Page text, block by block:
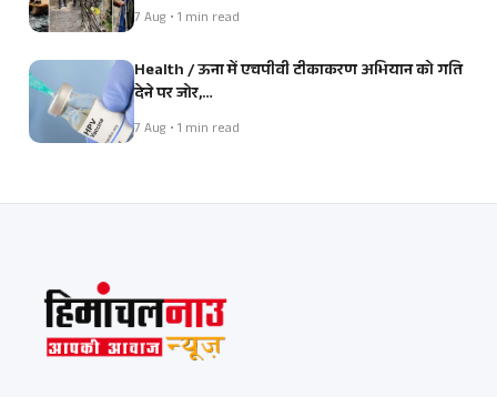
7 Aug • 1 min read
Health / ऊना में एचपीवी टीकाकरण अभियान को गति
देने पर जोर,…
7 Aug • 1 min read